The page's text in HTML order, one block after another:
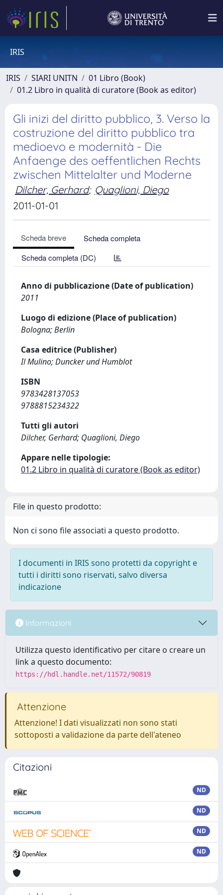
IRIS
IRIS SIARI UNITN
01 Libro (Book)
01.2 Libro in qualità di curatore (Book as editor)
Gli inizi del diritto pubblico, 3. Verso la
costruzione del diritto pubblico tra
medioevo e modernità - Die
Anfaenge des oeffentlichen Rechts
zwischen Mittelalter und Moderne
Dilcher, Gerhard; Quaglioni, Diego
2011-01-01
Scheda breve
Scheda completa
Scheda completa (DC)
Anno di pubblicazione (Date of publication)
2011
Luogo di edizione (Place of publication)
Bologna; Berlin
Casa editrice (Publisher)
Il Mulino; Duncker und Humblot
ISBN
9783428137053
9788815234322
Tutti gli autori
Dilcher, Gerhard; Quaglioni, Diego
Appare nelle tipologie:
01.2 Libro in qualità di curatore (Book as editor)
File in questo prodotto:
Non ci sono file associati a questo prodotto.
I documenti in IRIS sono protetti da copyright e
tutti i diritti sono riservati, salvo diversa
indicazione
Informazioni
Utilizza questo identificativo per citare o creare un
link a questo documento:
https://hdl.handle.net/11572/90819
Attenzione
Attenzione! I dati visualizzati non sono stati
sottoposti a validazione da parte dell'ateneo
Citazioni
ND
ND
ND
ND